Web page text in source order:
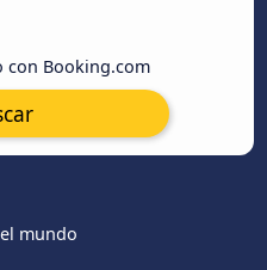
con Booking.com
mundo